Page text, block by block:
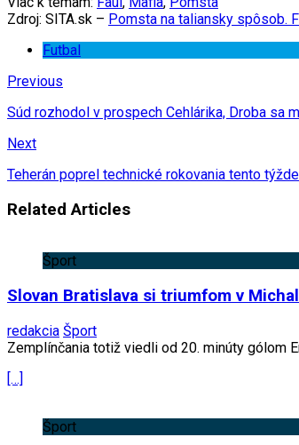
Zdroj: SITA.sk – Pomsta na taliansky spôsob.
Futbal
Previous
Súd rozhodol v prospech Cehlárika, Droba
Next
Teherán poprel technické rokovania tento
Related Articles
Šport
Slovan Bratislava si triumfom v
redakcia Šport
Zemplínčania totiž viedli od 20. minúty gólom
[…]
Šport